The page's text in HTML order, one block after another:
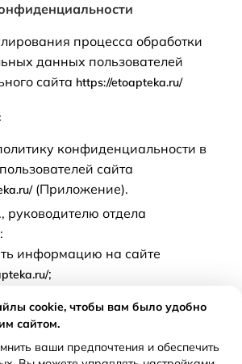
процесса обработки
данных пользователей
сайта https://etoapteka.ru/
конфиденциальности в
сайта
(Приложение).
руководителю отдела
информацию на сайте
;
контроль по соблюдению
Общества порядка
сайта, установленного
cookie, чтобы вам было удобно
сайтом.
ваши предпочтения и обеспечить